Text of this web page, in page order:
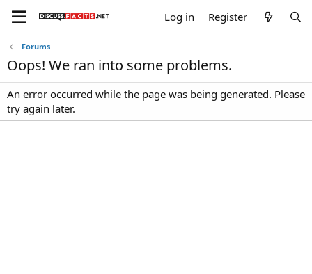
Log in Register
Forums
Oops! We ran into some problems.
An error occurred while the page was being generated. Please
try again later.